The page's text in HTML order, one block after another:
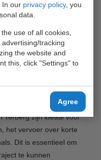
our privacy policy, you
data.
use of all cookies,
tracking
the website and
this, click "Settings" to
Agree
gelegen waterstof
met testen van de
Terberg
van de Waalhaven
Terberg als een nieuwe
multimodaal
Terberg zijn ideaal voor
het vervoer over korte
Dit is essentieel om
te kunnen